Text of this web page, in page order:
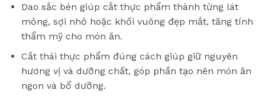
Dao sắc bén giúp cắt thực phẩm thành từng lát
mỏng, sợi nhỏ hoặc khối vuông đẹp mắt, tăng tính
thẩm mỹ cho món ăn.
Cắt thái thực phẩm đúng cách giúp giữ nguyên
hương vị và dưỡng chất, góp phần tạo nên món ăn
ngon và bổ dưỡng.